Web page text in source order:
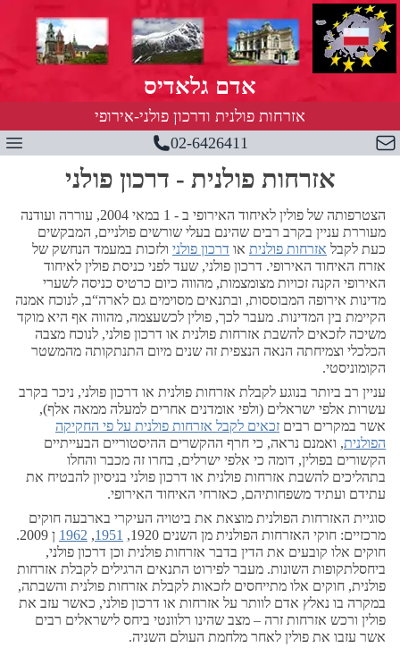
אדם גלאדיס
אזרחות פולנית ודרכון פולני-אירופי
02-6426411
אזרחות פולנית - דרכון פולני
הצטרפותה של פולין לאיחוד האירופי ב - 1 במאי 2004, עוררה ועודנה
מעוררת עניין בקרב רבים שהינם בעלי שורשים פולניים, המבקשים
כעת לקבל אזרחות פולנית או דרכון פולני ולזכות במעמד הנחשק של
אזרח האיחוד האירופי. דרכון פולני, שעד לפני כניסת פולין לאיחוד
האירופי הקנה זכויות מצומצמות, מהווה כיום כרטיס כניסה לשערי
מדינות אירופה המבוססות, ובתנאים מסוימים גם לארה“ב, לנוכח אמנה
הקיימת בין המדינות. מעבר לכך, פולין לכשעצמה, מהווה אף היא מוקד
משיכה לזכאים להשבת אזרחות פולנית או דרכון פולני, לנוכח מצבה
הכלכלי וצמיחתה הנאה הנצפית זה שנים מיום התנתקותה מהמשטר
הקומוניסטי.
עניין רב ביותר בנוגע לקבלת אזרחות פולנית או דרכון פולני, ניכר בקרב
עשרות אלפי ישראלים (ולפי אומדנים אחרים למעלה ממאה אלף),
אשר במקרים רבים זכאים לקבל אזרחות פולנית על פי החקיקה
הפולנית, ואמנם נראה, כי חרף ההקשרים ההיסטוריים הבעייתיים
הקשורים בפולין, דומה כי אלפי ישרלים, בחרו זה מכבר והחלו
בתהליכים להשבת אזרחות פולנית או דרכון פולני בניסיון להבטיח את
עתידם ועתיד משפחותיהם, כאזרחי האיחוד האירופי.
סוגיית האזרחות הפולנית מוצאת את ביטויה העיקרי בארבעה חוקים
מרכזיים: חוקי האזרחות הפולנית מן השנים 1920,
1951
,
1962
ן 2009.
חוקים אלו קובעים את הדין בדבר אזרחות פולנית וכן דרכון פולני,
ביחסלתקופות השונות. מעבר לפירוט התנאים הרגילים לקבלת אזרחות
פולנית, חוקים אלו מתייחסים לזכאות לקבלת אזרחות פולנית והשבתה,
במקרה בו נאלץ אדם לוותר על אזרחות או דרכון פולני, כאשר עזב את
פולין ורכש אזרחות זרה – מצב שהינו רלוונטי ביחס לישראלים רבים
אשר עזבו את פולין לאחר מלחמת העולם השניה.